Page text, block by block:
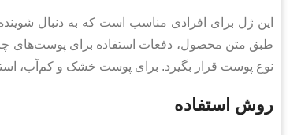
این ژل برای افرادی مناسب است که به دنبال
طبق متن محصول، دفعات استفاده برای پوست‌های
نوع پوست قرار بگیرد. برای پوست خشک و کم‌آب،
روش استفاده